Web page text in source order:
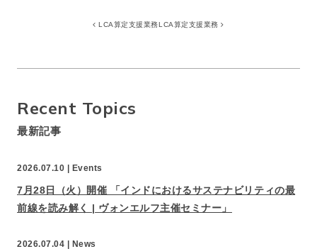
LCA算定支援業務LCA算定支援業務
Recent Topics
最新記事
2026.07.10 | Events
7月28日（火）開催 「インドにおけるサステナビリティの最
前線を読み解く | ヴォンエルフ主催セミナー」
2026.07.04 | News